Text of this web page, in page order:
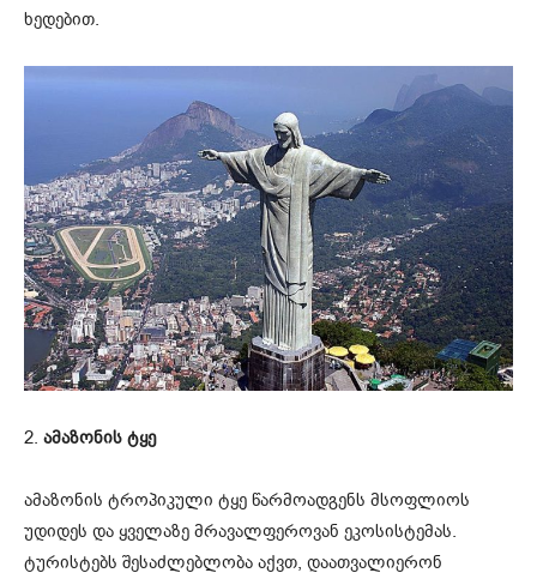
ხედებით.
2. ამაზონის ტყე
ამაზონის ტროპიკული ტყე წარმოადგენს მსოფლიოს
უდიდეს და ყველაზე მრავალფეროვან ეკოსისტემას.
ტურისტებს შესაძლებლობა აქვთ, დაათვალიერონ